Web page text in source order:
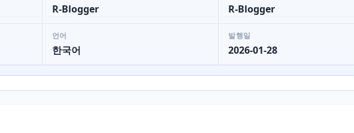
R-Blogger R-Blogger
언어
한국어
발행일
2026-01-28